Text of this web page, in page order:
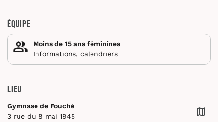
Équipe
Moins de 15 ans féminines
Informations, calendriers
Lieu
Gymnase de Fouché
3 rue du 8 mai 1945